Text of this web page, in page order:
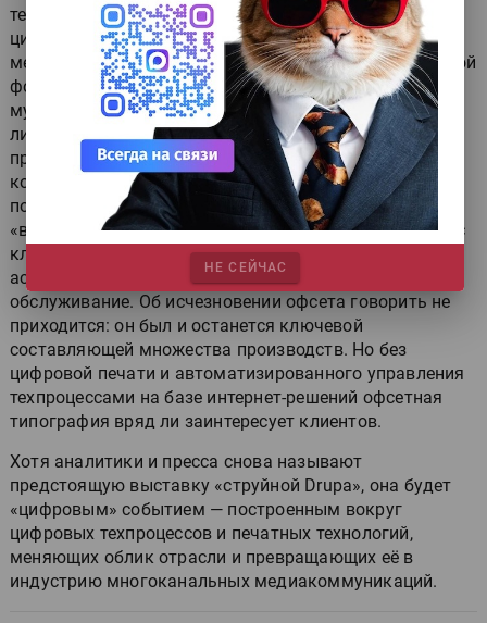
техпроцессах, системах «веб–печатная машина» и
цифровой печати: совместно с заказчиками можно
менять подходы к ведению бизнеса. Типография новой
формации становится поставщиком услуг по
мультимедийным коммуникациям, где полиграфия —
лишь одна из составляющих. При этом клиентам
предлагают принципиально новые подходы к
коммуникациям и широкий спектр новых
поставщиков. Современные АСУ ТП и инструменты
«веб–печатная машина» упрощают взаимодействие с
клиентами, а полиграфисту позволяют расширить
ассортимент услуг, обеспечивая комплексное
обслуживание. Об исчезновении офсета говорить не
приходится: он был и останется ключевой
составляющей множества производств. Но без
цифровой печати и автоматизированного управления
техпроцессами на базе интернет-решений офсетная
типография вряд ли заинтересует клиентов.
Хотя аналитики и пресса снова называют
предстоящую выставку «струйной Drupa», она будет
«цифровым» событием — построенным вокруг
цифровых техпроцессов и печатных технологий,
меняющих облик отрасли и превращающих её в
индустрию многоканальных медиакоммуникаций.
НЕ СЕЙЧАС